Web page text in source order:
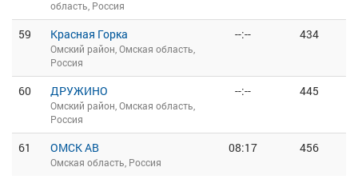
область, Россия
59 Красная Горка
Омский район, Омская область,
Россия
--:-- 434
60 ДРУЖИНО
Омский район, Омская область,
Россия
--:-- 445
61 ОМСК АВ
Омская область, Россия
08:17 456